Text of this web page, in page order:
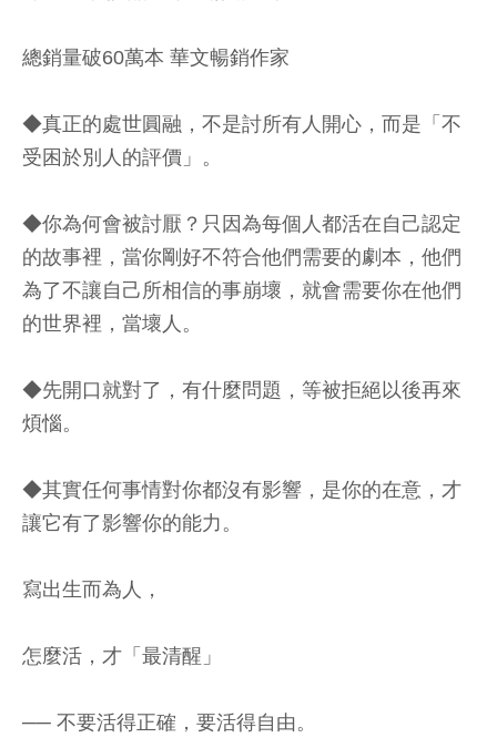
總銷量破60萬本 華文暢銷作家
◆真正的處世圓融，不是討所有人開心，而是「不
受困於別人的評價」。
◆你為何會被討厭？只因為每個人都活在自己認定
的故事裡，當你剛好不符合他們需要的劇本，他們
為了不讓自己所相信的事崩壞，就會需要你在他們
的世界裡，當壞人。
◆先開口就對了，有什麼問題，等被拒絕以後再來
煩惱。
◆其實任何事情對你都沒有影響，是你的在意，才
讓它有了影響你的能力。
寫出生而為人，
怎麼活，才「最清醒」
── 不要活得正確，要活得自由。